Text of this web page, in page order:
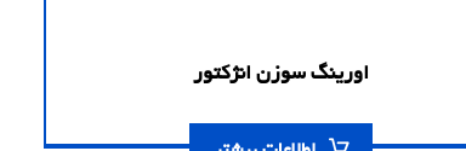
اورینگ سوزن انژکتور